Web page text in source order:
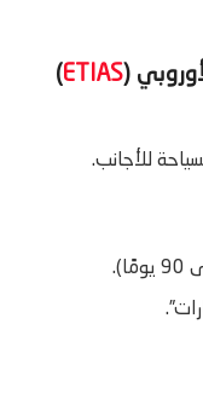
(
ETIAS
)
للأجانب.